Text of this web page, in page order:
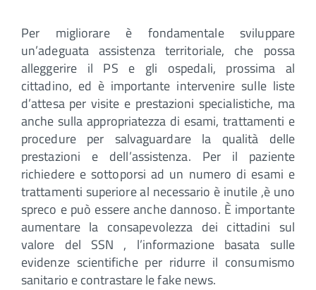
Per migliorare è fondamentale sviluppare
un’adeguata assistenza territoriale, che possa
alleggerire il PS e gli ospedali, prossima al
cittadino, ed è importante intervenire sulle liste
d’attesa per visite e prestazioni specialistiche, ma
anche sulla appropriatezza di esami, trattamenti e
procedure per salvaguardare la qualità delle
prestazioni e dell’assistenza. Per il paziente
richiedere e sottoporsi ad un numero di esami e
trattamenti superiore al necessario è inutile ,è uno
spreco e può essere anche dannoso. È importante
aumentare la consapevolezza dei cittadini sul
valore del SSN , l’informazione basata sulle
evidenze scientifiche per ridurre il consumismo
sanitario e contrastare le fake news.